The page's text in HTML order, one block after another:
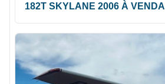
182T SKYLANE 2006 À VENDA